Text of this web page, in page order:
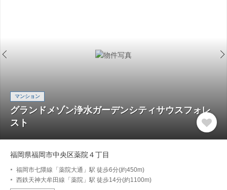
マンション
グランドメゾン浄水ガーデンシティサウスフォレ
スト
福岡県福岡市中央区薬院４丁目
福岡市七隈線「薬院大通」駅 徒歩6分(約450m)
西鉄天神大牟田線「薬院」駅 徒歩14分(約1100m)